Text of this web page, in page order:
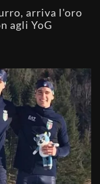
arriva l'oro
agli YoG